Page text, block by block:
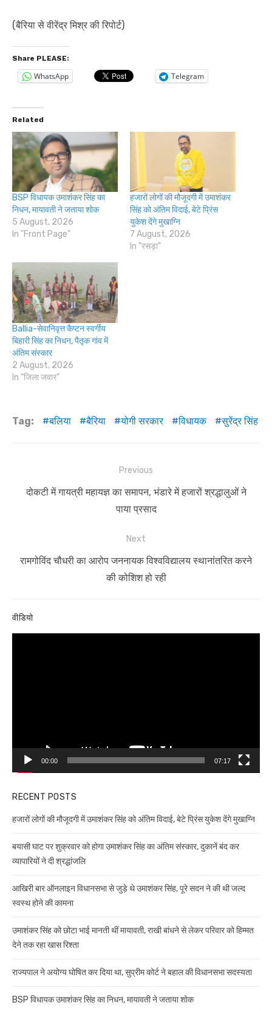
(बैरिया से वीरेंद्र मिश्र की रिपोर्ट)
Share PLEASE:
WhatsApp Telegram
Related
BSP विधायक उमाशंकर सिंह का
निधन, मायावती ने जताया शोक
5 August, 2026
In "Front Page"
हजारों लोगों की मौजूदगी में उमाशंकर
सिंह को अंतिम विदाई, बेटे प्रिंस
युकेश देंगे मुखाग्नि
7 August, 2026
In "रसड़ा"
Ballia-सेवानिवृत्त कैप्टन स्वर्गीय
बिहारी सिंह का निधन, पैतृक गांव में
अंतिम संस्कार
2 August, 2026
In "जिला जवार"
Tag: बलिया बैरिया योगी सरकार विधायक सुरेंद्र सिंह
navigation
Previous
Previous
दोकटी में गायत्री महायज्ञ का समापन, भंडारे में हजारों श्रद्धालुओं ने
पाया प्रसाद
Next
Next
रामगोविंद चौधरी का आरोप जननायक विश्वविद्यालय स्थानांतरित करने
की कोशिश हो रही
वीडियो
00:00 07:17
RECENT POSTS
हजारों लोगों की मौजूदगी में उमाशंकर सिंह को अंतिम विदाई, बेटे प्रिंस युकेश देंगे मुखाग्नि
बयासी घाट पर शुक्रवार को होगा उमाशंकर सिंह का अंतिम संस्कार, दुकानें बंद कर
व्यापारियों ने दी श्रद्धांजलि
आखिरी बार ऑनलाइन विधानसभा से जुड़े थे उमाशंकर सिंह, पूरे सदन ने की थी जल्द
स्वस्थ होने की कामना
उमाशंकर सिंह को छोटा भाई मानती थीं मायावती, राखी बांधने से लेकर परिवार को हिम्मत
देने तक रहा खास रिश्ता
राज्यपाल ने अयोग्य घोषित कर दिया था, सुप्रीम कोर्ट ने बहाल की विधानसभा सदस्यता
BSP विधायक उमाशंकर सिंह का निधन, मायावती ने जताया शोक